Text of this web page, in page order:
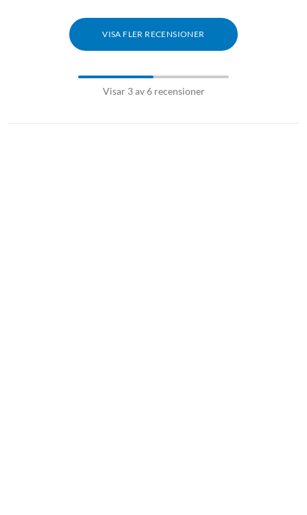
VISA FLER RECENSIONER
Visar 3 av 6 recensioner